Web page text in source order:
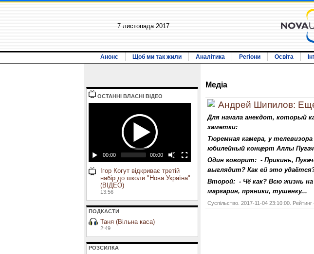
7 листопада 2017
Анонс Щоб ми так жили Аналітика Регіони Освіта
ОСТАННI ВЛАСНI ВIДЕО
00:00 00:00
Ігор Когут відкриває третій
набір до школи "Нова Україна"
(ВІДЕО)
13:56
ПОДКАСТИ
Таня (Вільна каса)
2:49
РОЗСИЛКА
Медiа
Андрей Шипилов:
Для начала анекдот, который
заметки:
Тюремная камера, у
юбилейный концерт Аллы
Один говорит: - Прикинь,
выглядит? Как ей это
Второй: - Чё как? Всю жизнь
маргарин, пряники, тушенку...
Суспільство. 2017-11-04 23:10:00.